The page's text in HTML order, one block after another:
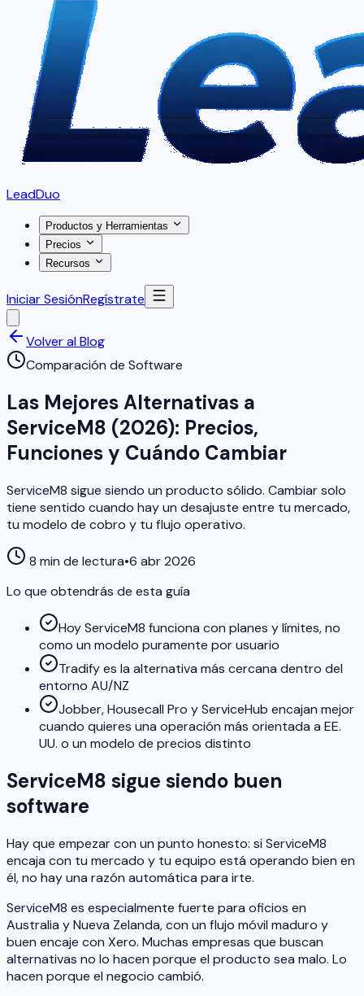
LeadDuo
Productos y Herramientas
Precios
Recursos
Iniciar SesiónRegístrate
Volver al Blog
Comparación de Software
Las Mejores Alternativas a
ServiceM8 (2026): Precios,
Funciones y Cuándo Cambiar
ServiceM8 sigue siendo un producto sólido. Cambiar solo
tiene sentido cuando hay un desajuste entre tu mercado,
tu modelo de cobro y tu flujo operativo.
8 min de lectura•6 abr 2026
Lo que obtendrás de esta guía
Hoy ServiceM8 funciona con planes y límites, no
como un modelo puramente por usuario
Tradify es la alternativa más cercana dentro del
entorno AU/NZ
Jobber, Housecall Pro y ServiceHub encajan mejor
cuando quieres una operación más orientada a EE.
UU. o un modelo de precios distinto
ServiceM8 sigue siendo buen
software
Hay que empezar con un punto honesto: si ServiceM8
encaja con tu mercado y tu equipo está operando bien en
él, no hay una razón automática para irte.
ServiceM8 es especialmente fuerte para oficios en
Australia y Nueva Zelanda, con un flujo móvil maduro y
buen encaje con Xero. Muchas empresas que buscan
alternativas no lo hacen porque el producto sea malo. Lo
hacen porque el negocio cambió.